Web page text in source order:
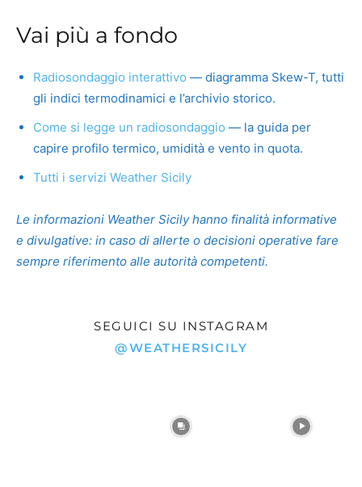
Vai più a fondo
Radiosondaggio interattivo — diagramma Skew-T, tutti
gli indici termodinamici e l’archivio storico.
Come si legge un radiosondaggio — la guida per
capire profilo termico, umidità e vento in quota.
Tutti i servizi Weather Sicily
Le informazioni Weather Sicily hanno finalità informative
e divulgative: in caso di allerte o decisioni operative fare
sempre riferimento alle autorità competenti.
SEGUICI SU INSTAGRAM
@WEATHERSICILY